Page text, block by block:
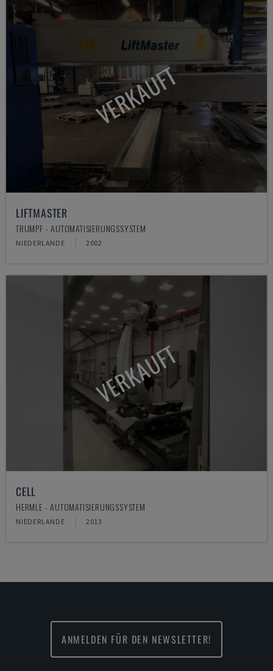
VERKAUFT
LIFTMASTER
TRUMPF - AUTOMATISIERUNGSSYSTEM
NIEDERLANDE 2002
VERKAUFT
CELL
HERMLE - AUTOMATISIERUNGSSYSTEM
NIEDERLANDE 2013
ANMELDEN FÜR DEN NEWSLETTER!